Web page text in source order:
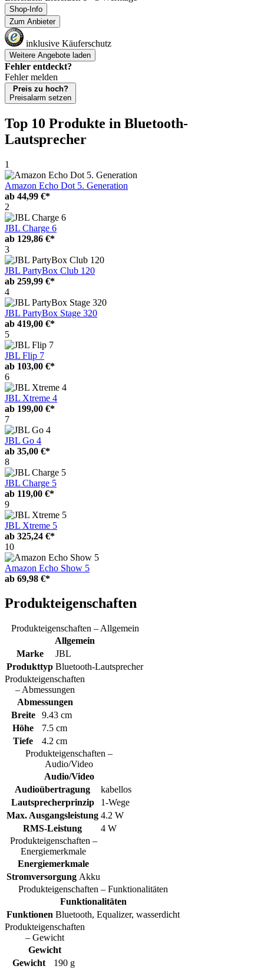
Shop-Info
Zum Anbieter
inklusive Käuferschutz
Weitere Angebote laden
Fehler entdeckt?
Fehler melden
Preis zu hoch?
Preisalarm setzen
Top 10 Produkte in Bluetooth-
Lautsprecher
1
Amazon Echo Dot 5. Generation
ab 44,99 €*
2
JBL Charge 6
ab 129,86 €*
3
JBL PartyBox Club 120
ab 259,99 €*
4
JBL PartyBox Stage 320
ab 419,00 €*
5
JBL Flip 7
ab 103,00 €*
6
JBL Xtreme 4
ab 199,00 €*
7
JBL Go 4
ab 35,00 €*
8
JBL Charge 5
ab 119,00 €*
9
JBL Xtreme 5
ab 325,24 €*
10
Amazon Echo Show 5
ab 69,98 €*
Produkteigenschaften
Produkteigenschaften – Allgemein
Allgemein
Marke
JBL
Produkttyp Bluetooth-Lautsprecher
Produkteigenschaften
– Abmessungen
Abmessungen
Breite
9.43 cm
Höhe
7.5 cm
Tiefe
4.2 cm
Produkteigenschaften –
Audio/Video
Audio/Video
Audioübertragung
kabellos
Lautsprecherprinzip
1-Wege
Max. Ausgangsleistung 4.2 W
RMS-Leistung
4 W
Produkteigenschaften –
Energiemerkmale
Energiemerkmale
Stromversorgung Akku
Produkteigenschaften – Funktionalitäten
Funktionalitäten
Funktionen Bluetooth, Equalizer, wasserdicht
Produkteigenschaften
– Gewicht
Gewicht
Gewicht
190 g